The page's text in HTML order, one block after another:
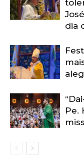
dia
Pe.